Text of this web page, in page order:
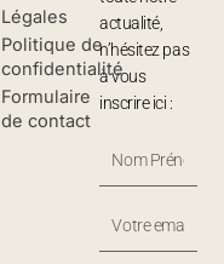
Légales
Politique de
confidentialité
Formulaire
de contact
actualité,
n’hésitez pas
à vous
inscrire ici :